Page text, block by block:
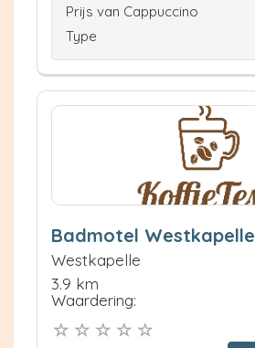
Prijs van Cappuccino
Type
Badmotel Westkapelle
Westkapelle
3.9 km
Waardering: